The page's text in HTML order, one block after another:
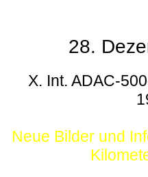
28.
X. Int. ADAC-
Neue Bilder und